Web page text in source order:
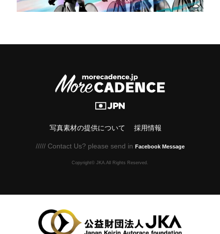
写真素材の提供について 採用情報
///// Contact Us? please send in Facebook Message
Copyright© JKA.All Rights Reserved.